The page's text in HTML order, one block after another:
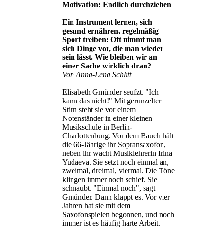
Motivation: Endlich durchziehen
Ein Instrument lernen, sich
gesund ernähren, regelmäßig
Sport treiben: Oft nimmt man
sich Dinge vor, die man wieder
sein lässt. Wie bleiben wir an
einer Sache wirklich dran?
Von Anna-Lena Schlitt
Elisabeth Gmünder seufzt. "Ich
kann das nicht!" Mit gerunzelter
Stirn steht sie vor einem
Notenständer in einer kleinen
Musikschule in Berlin-
Charlottenburg. Vor dem Bauch hält
die 66-Jährige ihr Sopransaxofon,
neben ihr wacht Musiklehrerin Irina
Yudaeva. Sie setzt noch einmal an,
zweimal, dreimal, viermal. Die Töne
klingen immer noch schief. Sie
schnaubt. "Einmal noch", sagt
Gmünder. Dann klappt es. Vor vier
Jahren hat sie mit dem
Saxofonspielen begonnen, und noch
immer ist es häufig harte Arbeit.